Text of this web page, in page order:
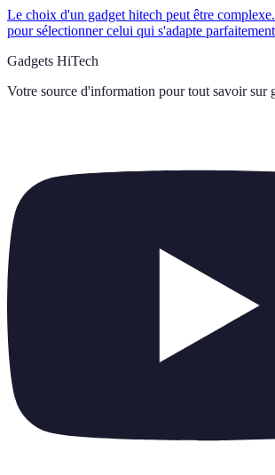
Le choix d'un gadget hitech peut être
pour sélectionner celui qui s'adapte
Gadgets HiTech
Votre source d'information pour tout savoir sur